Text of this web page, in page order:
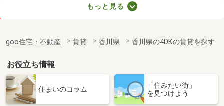
専有面積
58.07m²
香川県高松市寺井町
8.50万円
もっと見る
goo住宅・不動産 賃貸 香川県 香川県の4DKの賃貸を探す
お役立ち情報
住まいのコラム
「住みたい街」
を見つけよう